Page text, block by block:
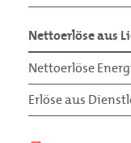
Nettoerlöse aus
Nettoerlöse
Erlöse aus